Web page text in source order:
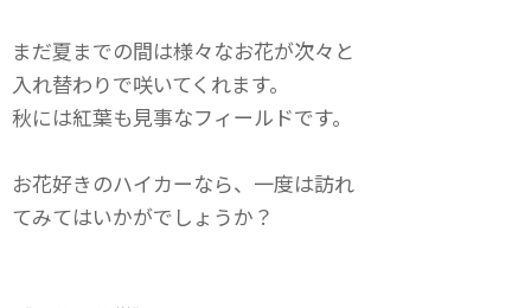
まだ夏までの間は様々なお花が次々と
入れ替わりで咲いてくれます。
秋には紅葉も見事なフィールドです。
お花好きのハイカーなら、一度は訪れ
てみてはいかがでしょうか？